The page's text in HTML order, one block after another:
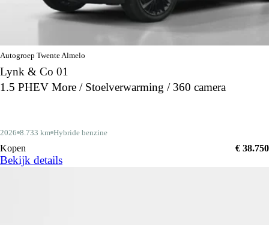
Autogroep Twente Almelo
Lynk & Co 01
1.5 PHEV More / Stoelverwarming / 360 camera
2026 8.733 km Hybride benzine
Kopen € 38.750
Bekijk details